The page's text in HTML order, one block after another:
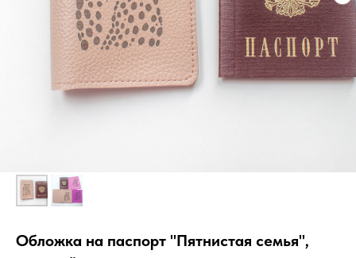
Обложка на паспорт "Пятнистая семья",